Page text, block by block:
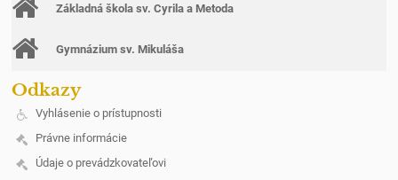
Základná škola sv. Cyrila a Metoda
Gymnázium sv. Mikuláša
Odkazy
Vyhlásenie o prístupnosti
Právne informácie
Údaje o prevádzkovateľovi